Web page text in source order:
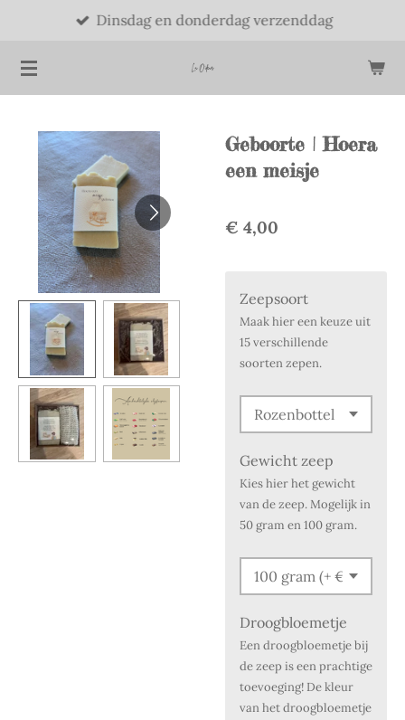
naar
de
Dinsdag en donderdag verzenddag
Geboorte | Hoera
een meisje
€ 4,00
Zeepsoort
Maak hier een keuze uit
15 verschillende
soorten zepen.
Gewicht zeep
Kies hier het gewicht
van de zeep. Mogelijk in
50 gram en 100 gram.
Droogbloemetje
Een droogbloemetje bij
de zeep is een prachtige
toevoeging! De kleur
van het droogbloemetje